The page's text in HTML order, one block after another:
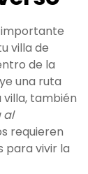
importante
villa de
de la
una ruta
también
al
requieren
para vivir la